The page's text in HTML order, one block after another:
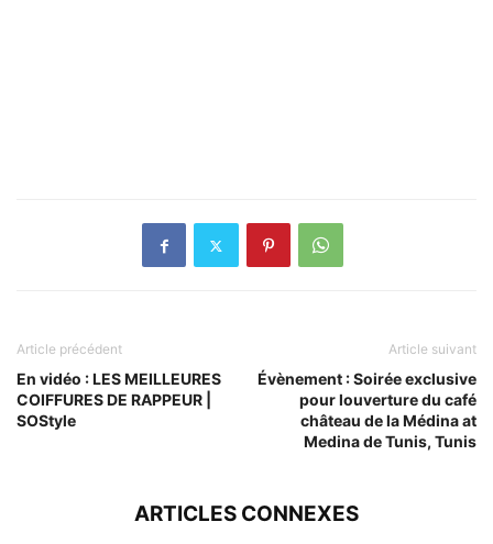
Article précédent
En vidéo : LES MEILLEURES
COIFFURES DE RAPPEUR |
SOStyle
Article suivant
Évènement : Soirée exclusive
pour louverture du café
château de la Médina at
Medina de Tunis, Tunis
ARTICLES CONNEXES